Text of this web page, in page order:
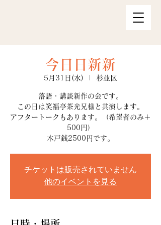
今日日新新
5月31日(水) 杉並区
落語・講談新作の会です。
この日は笑福亭茶光兄様と共演します。
アフタートークもあります。（希望者のみ＋
500円）
木戸銭2500円です。
チケットは販売されていません
他のイベントを見る